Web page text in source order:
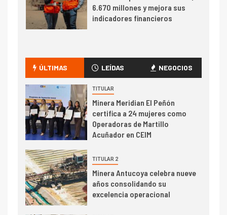
6.670 millones y mejora sus
indicadores financieros
camión 100% eléctrico para
transportar cátodos al Puerto
de San Antonio
2
I+D
Producción minera en mayo de
2026 cae 10,6%
3 I+D
PIB minero impacta el
crecimiento regional: Banco
Central reporta resultados
ÚLTIMAS LEÍDAS NEGOCIOS
TITULAR
Minera Meridian El Peñón
certifica a 24 mujeres como
Operadoras de Martillo
Acuñador en CEIM
TITULAR 2
Minera Antucoya celebra nueve
años consolidando su
excelencia operacional